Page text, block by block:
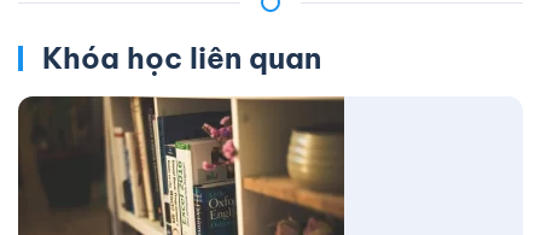
Khóa học liên quan